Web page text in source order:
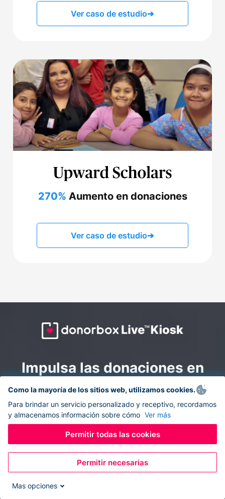
Ver caso de estudio➔
270% Aumento en donaciones
Ver caso de estudio➔
Impulsa las donaciones en
todas partes: combina la
recaudación de fondos en
línea y en el sitio con
Donorbox Live Kiosk.
Convierte tu tableta en un quiosco de donaciones y
recolecta donaciones sin efectivo durante eventos, en
Como la mayoría de los sitios web, utilizamos cookies.
Para brindar un servicio personalizado y receptivo, recordamos
y almacenamos información sobre cómo Ver más
Permitir todas las cookies
Permitir necesarias
Mas opciones